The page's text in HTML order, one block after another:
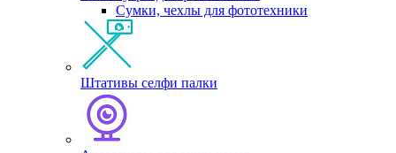
Сумки, чехлы для фототехники
Штативы селфи палки